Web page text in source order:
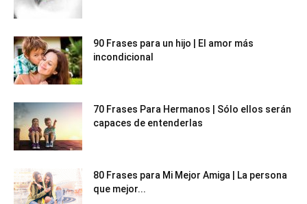
90 Frases para un hijo | El amor más
incondicional
70 Frases Para Hermanos | Sólo ellos serán
capaces de entenderlas
80 Frases para Mi Mejor Amiga | La persona
que mejor...